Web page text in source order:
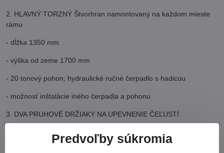
2. HLAVNÝ TORZNÝ Štvorhran namontovaný na každom mieste
rámu
- dĺžka 1350 mm
- výška od zeme 1700 mm
- 20 tonový pohon; hydraulické ručné čerpadlo s hadicou
- možnosť inštalácie iného čerpadla a pohonu
3. DVA PRUHOVÉ DRŽIAKY NA UPEVNENIE ČEĽUSTÍ
4. NOHY S NASTAVITEĽNOU VÝŠKOU 4KS
Predvoľby súkromia